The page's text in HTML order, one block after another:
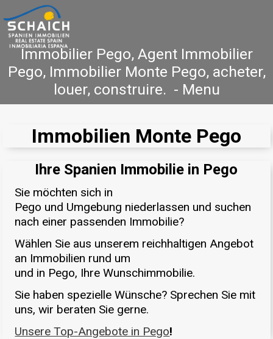
Immobilier Pego, Agent Immobilier
Pego, Immobilier Monte Pego, acheter,
louer, construire. - Menu
Accueil Costa Blanca Vente Location
Contact
Immobilien Monte Pego
Ihre Spanien Immobilie in Pego
Sie möchten sich in
Pego und Umgebung niederlassen und suchen
nach einer passenden Immobilie?
Wählen Sie aus unserem reichhaltigen Angebot
an Immobilien rund um
und in Pego, Ihre Wunschimmobilie.
Sie haben spezielle Wünsche? Sprechen Sie mit
uns, wir beraten Sie gerne.
Unsere Top-Angebote in Pego!